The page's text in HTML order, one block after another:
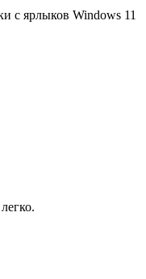
с ярлыков Windows 11